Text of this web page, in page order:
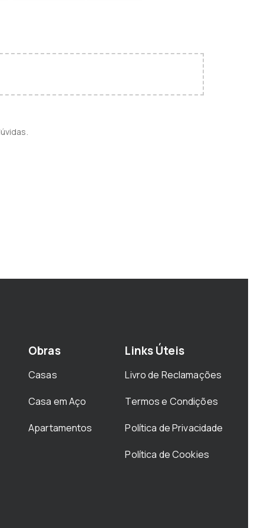
Obras
Casas
Casa em Aço
Apartamentos
Links Úteis
Livro de Reclamações
Termos e Condições
Política de Privacidade
Política de Cookies